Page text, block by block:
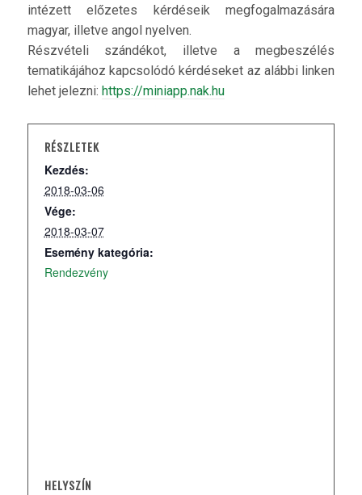
intézett előzetes kérdéseik megfogalmazására
magyar, illetve angol nyelven.
Részvételi szándékot, illetve a megbeszélés
tematikájához kapcsolódó kérdéseket az alábbi linken
lehet jelezni: https://miniapp.nak.hu
RÉSZLETEK
Kezdés:
2018-03-06
Vége:
2018-03-07
Esemény kategória:
Rendezvény
HELYSZÍN